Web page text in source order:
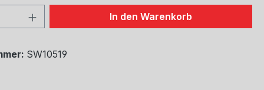
Anzahl: Gib den gewünschten Wert
In den Warenkorb
SW10519